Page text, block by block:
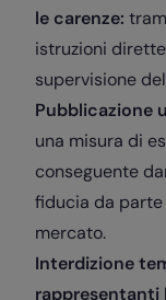
le carenze:
istruzioni
supervisione
Pubblicazione
una misura di
conseguente
fiducia da
mercato.
Interdizione
rappresentanti